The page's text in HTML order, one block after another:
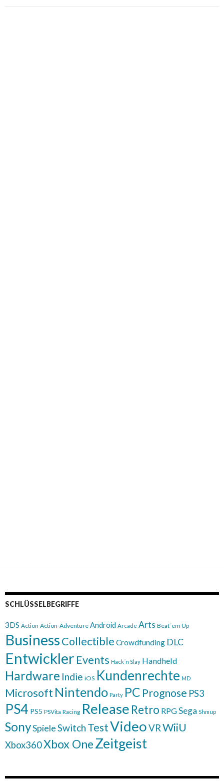
SCHLÜSSELBEGRIFFE
3DS Action Action-Adventure Android Arcade Arts Beat´em Up
BusinessCollectible Crowdfunding DLC
Entwickler Events Hack´n Slay Handheld
Hardware Indie iOS Kundenrechte MD
Microsoft Nintendo Party PC Prognose PS3
PS4 PS5 PSVita Racing Release Retro RPGSega Shmup
SonySpieleSwitch TestVideoVRWiiU
Xbox360Xbox OneZeitgeist